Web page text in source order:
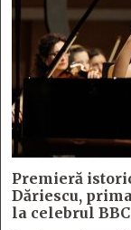
Premieră
Dăriescu,
la celebrul